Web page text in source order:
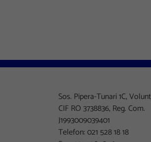
Sos. Pipera-Tunari 1C,
CIF RO 3738836, Reg. Com.
J1993009039401
Telefon: 021 528 18 18